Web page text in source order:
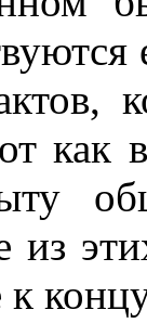
как
к